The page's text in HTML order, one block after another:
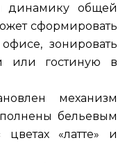
динамику общей
сформировать
зонировать
или гостиную в
механизм
бельевым
«латте» и